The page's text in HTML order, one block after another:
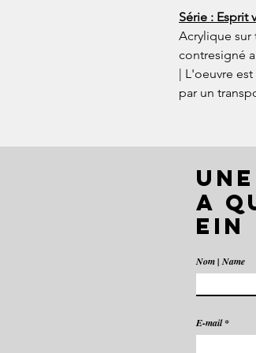
Série : Esprit
Acrylique sur
contresigné
| L'oeuvre
par un
EIN
A
Nom | Name
E-mail